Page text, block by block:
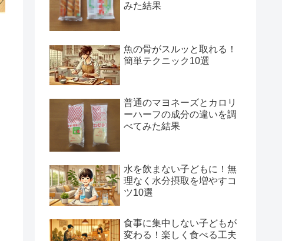
みた結果
魚の骨がスルッと取れる！
簡単テクニック10選
普通のマヨネーズとカロリ
ーハーフの成分の違いを調
べてみた結果
水を飲まない子どもに！無
理なく水分摂取を増やすコ
ツ10選
食事に集中しない子どもが
変わる！楽しく食べる工夫